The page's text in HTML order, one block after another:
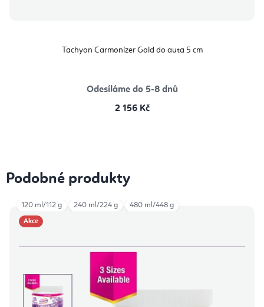
Tachyon Carmonizer Gold do auta 5 cm
Odesíláme do 5-8 dnů
2 156 Kč
Podobné produkty
Akce
120 ml/112 g 240 ml/224 g 480 ml/448 g